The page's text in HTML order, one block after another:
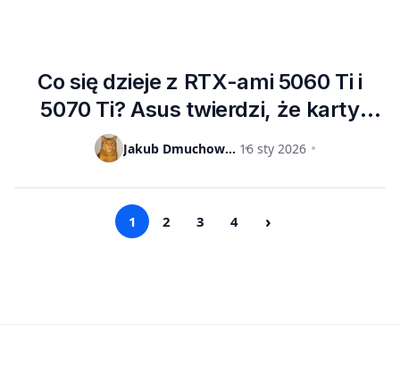
Co się dzieje z RTX-ami 5060 Ti i
5070 Ti? Asus twierdzi, że karty
można uznać za wycofane ze
sprzedaży, po czym zmienia zdanie
Jakub Dmuchowski 16 sty 2026
1 2 3 4 ›